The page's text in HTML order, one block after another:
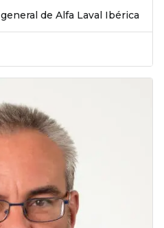
de Alfa Laval Ibérica